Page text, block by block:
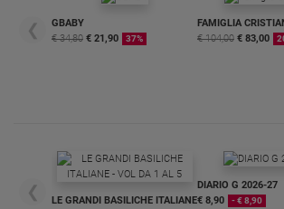
❮
GBABY
€ 34,80 € 21,90 37%
FAMIGLIA
€ 104,00 € 83,00
❮
LE GRANDI BASILICHE ITALIANE
DIARIO G 2026-27
€ 8,90
- € 8,90